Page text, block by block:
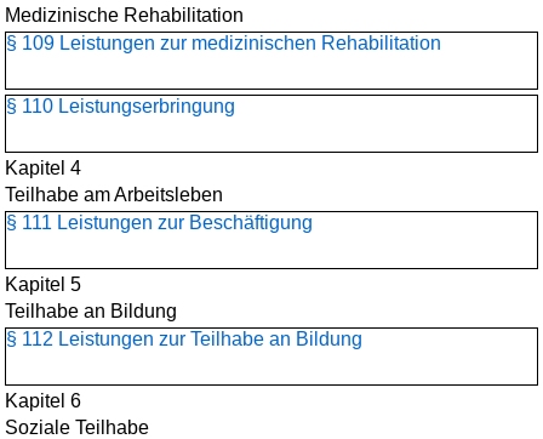
Medizinische Rehabilitation
§ 109 Leistungen zur medizinischen Rehabilitation
§ 110 Leistungserbringung
Kapitel 4
Teilhabe am Arbeitsleben
§ 111 Leistungen zur Beschäftigung
Kapitel 5
Teilhabe an Bildung
§ 112 Leistungen zur Teilhabe an Bildung
Kapitel 6
Soziale Teilhabe